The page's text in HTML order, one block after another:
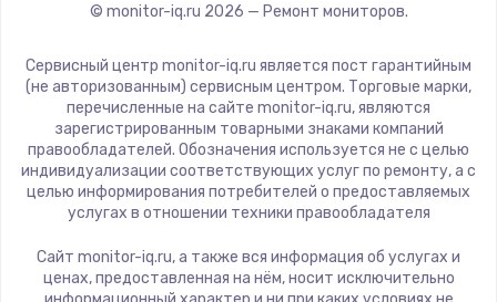
© monitor-iq.ru 2026 — Ремонт мониторов.
Сервисный центр monitor-iq.ru является пост гарантийным
(не авторизованным) сервисным центром. Торговые марки,
перечисленные на сайте monitor-iq.ru, являются
зарегистрированным товарными знаками компаний
правообладателей. Обозначения используется не с целью
индивидуализации соответствующих услуг по ремонту, а с
целью информирования потребителей о предоставляемых
услугах в отношении техники правообладателя
Сайт monitor-iq.ru, а также вся информация об услугах и
ценах, предоставленная на нём, носит исключительно